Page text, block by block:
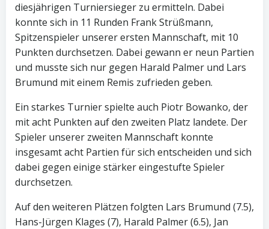
diesjährigen Turniersieger zu ermitteln. Dabei
konnte sich in 11 Runden Frank Strüßmann,
Spitzenspieler unserer ersten Mannschaft, mit 10
Punkten durchsetzen. Dabei gewann er neun Partien
und musste sich nur gegen Harald Palmer und Lars
Brumund mit einem Remis zufrieden geben.
Ein starkes Turnier spielte auch Piotr Bowanko, der
mit acht Punkten auf den zweiten Platz landete. Der
Spieler unserer zweiten Mannschaft konnte
insgesamt acht Partien für sich entscheiden und sich
dabei gegen einige stärker eingestufte Spieler
durchsetzen.
Auf den weiteren Plätzen folgten Lars Brumund (7.5),
Hans-Jürgen Klages (7), Harald Palmer (6.5), Jan